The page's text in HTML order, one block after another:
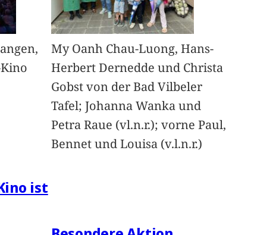
ist
My Oanh Chau-Luong, Hans-
Herbert Dernedde und Christa
Gobst von der Bad Vilbeler
Tafel; Johanna Wanka und
Petra Raue (vl.n.r.); vorne Paul,
Bennet und Louisa (v.l.n.r.)